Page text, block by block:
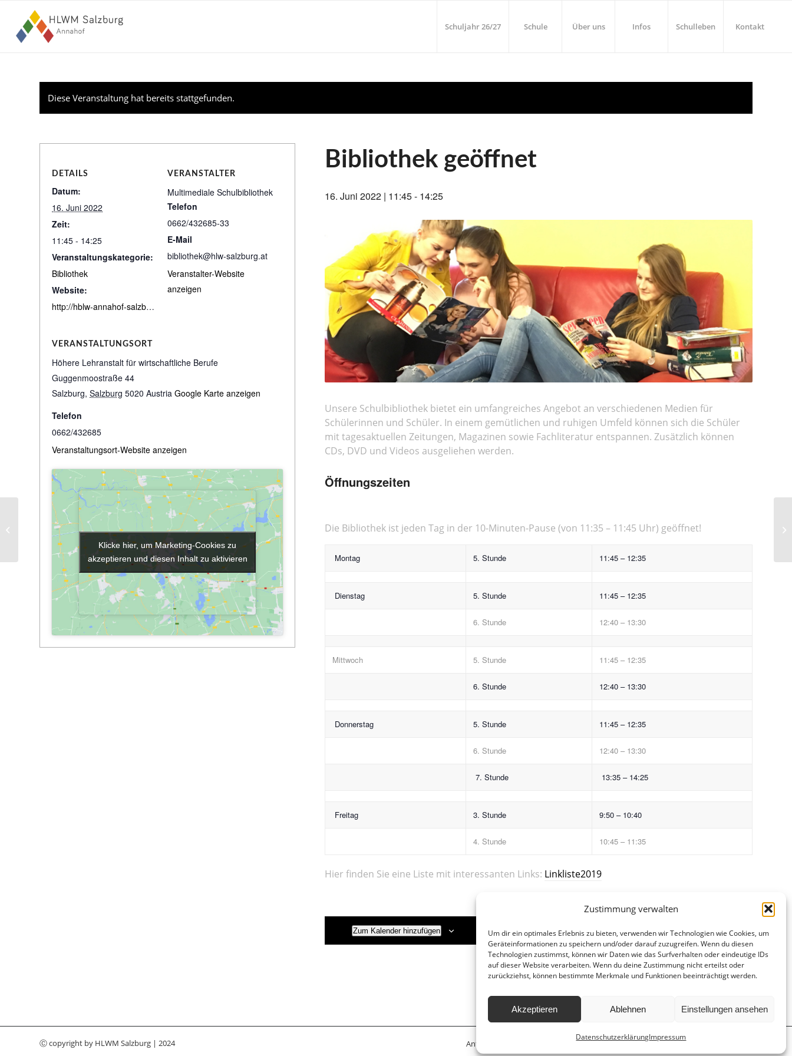
Zustimmung verwalten
Um dir ein optimales Erlebnis zu bieten, verwenden wir Technologien wie Cookies, um
Geräteinformationen zu speichern und/oder darauf zuzugreifen. Wenn du diesen
Technologien zustimmst, können wir Daten wie das Surfverhalten oder eindeutige IDs
auf dieser Website verarbeiten. Wenn du deine Zustimmung nicht erteilst oder
zurückziehst, können bestimmte Merkmale und Funktionen beeinträchtigt werden.
Akzeptieren Ablehnen Einstellungen ansehen
DatenschutzerklärungImpressum
Schuljahr 26/27 Schule Über uns Infos Schulleben Kontakt
Diese Veranstaltung hat bereits stattgefunden.
Bibliothek geöffnet
16. Juni 2022 | 11:45- 14:25
Unsere Schulbibliothek bietet ein umfangreiches Angebot an verschiedenen Medien für
Schülerinnen und Schüler. In einem gemütlichen und ruhigen Umfeld können sich die Schüler
mit tagesaktuellen Zeitungen, Magazinen sowie Fachliteratur entspannen. Zusätzlich können
CDs, DVD und Videos ausgeliehen werden.
Öffnungszeiten
Die Bibliothek ist jeden Tag in der 10-Minuten-Pause (von 11:35 – 11:45 Uhr) geöffnet!
Montag 5. Stunde 11:45 – 12:35
Dienstag 5. Stunde 11:45 – 12:35
6. Stunde 12:40 – 13:30
Mittwoch 5. Stunde 11:45 – 12:35
6. Stunde 12:40 – 13:30
Donnerstag 5. Stunde 11:45 – 12:35
6. Stunde 12:40 – 13:30
7. Stunde 13:35 – 14:25
Freitag 3. Stunde 9:50 – 10:40
4. Stunde 10:45 – 11:35
Hier finden Sie eine Liste mit interessanten Links: Linkliste2019
Zum Kalender hinzufügen
DETAILS
Datum:
16. Juni 2022
Zeit:
11:45 - 14:25
Veranstaltungskategorie:
Bibliothek
Website:
http://hblw-annahof-salzburg.bibbs.cc/search
VERANSTALTER
Multimediale Schulbibliothek
Telefon
0662/432685-33
E-Mail
bibliothek@hlw-salzburg.at
Veranstalter-Website
anzeigen
VERANSTALTUNGSORT
Höhere Lehranstalt für wirtschaftliche Berufe
Guggenmoostraße 44
Salzburg, Salzburg 5020 Austria Google Karte anzeigen
Telefon
0662/432685
Veranstaltungsort-Website anzeigen
Klicke hier, um Marketing-Cookies zu
akzeptieren und diesen Inhalt zu aktivieren
Klicke hier, um Marketing-Cookies zu
akzeptieren und diesen Inhalt zu aktivieren
Ⓒ copyright by HLWM Salzburg | 2024 Anfahrt Hausordnung Datenschutzerklärung
Bibliothek geöffnet